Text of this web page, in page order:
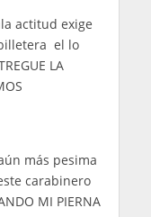
actitud exige
el lo
LA
más pesima
carabinero
MI PIERNA